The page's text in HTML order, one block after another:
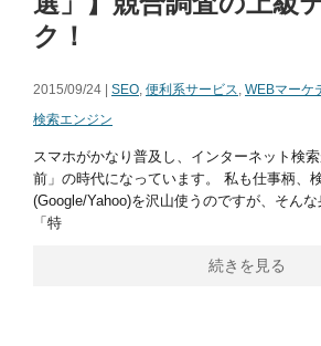
ク！
2015/09/24 | SEO, 便利系サービス, WEBマーケ
検索エンジン
スマホがかなり普及し、インターネット検
前」の時代になっています。 私も仕事柄、
(Google/Yahoo)を沢山使うのですが、そん
「特
続きを見る